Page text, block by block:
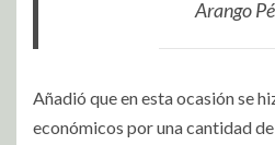
Arango
Añadió que en esta ocasión se
económicos por una cantidad